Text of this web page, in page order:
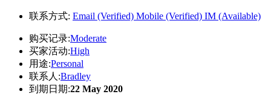
联系方式: Email (Verified) Mobile (Verified) IM (Available)
购买记录:Moderate
买家活动:High
用途:Personal
联系人:Bradley
到期日期:22 May 2020